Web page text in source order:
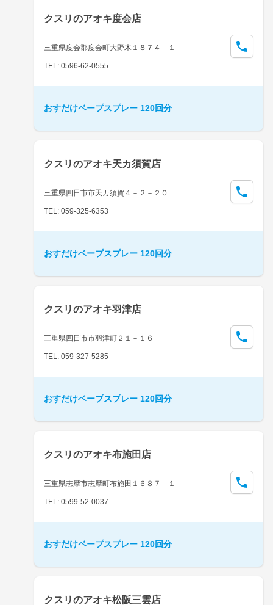
クスリのアオキ度会店
三重県度会郡度会町大野木１８７４－１
TEL: 0596-62-0555
おすだけベープスプレー 120回分
クスリのアオキ天カ須賀店
三重県四日市市天カ須賀４－２－２０
TEL: 059-325-6353
おすだけベープスプレー 120回分
クスリのアオキ羽津店
三重県四日市市羽津町２１－１６
TEL: 059-327-5285
おすだけベープスプレー 120回分
クスリのアオキ布施田店
三重県志摩市志摩町布施田１６８７－１
TEL: 0599-52-0037
おすだけベープスプレー 120回分
クスリのアオキ松阪三雲店